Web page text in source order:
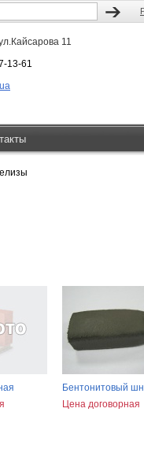
11
13-61
Бентонитовый
Цена договорная